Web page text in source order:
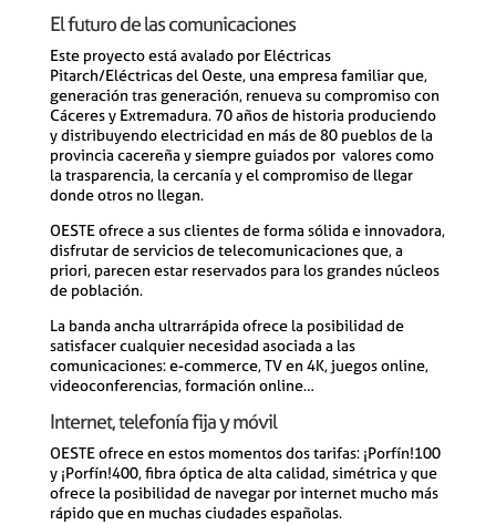
El futuro de las comunicaciones
Este proyecto está avalado por Eléctricas
Pitarch/Eléctricas del Oeste, una empresa familiar que,
generación tras generación, renueva su compromiso con
Cáceres y Extremadura. 70 años de historia produciendo
y distribuyendo electricidad en más de 80 pueblos de la
provincia cacereña y siempre guiados por valores como
la trasparencia, la cercanía y el compromiso de llegar
donde otros no llegan.
OESTE ofrece a sus clientes de forma sólida e innovadora,
disfrutar de servicios de telecomunicaciones que, a
priori, parecen estar reservados para los grandes núcleos
de población.
La banda ancha ultrarrápida ofrece la posibilidad de
satisfacer cualquier necesidad asociada a las
comunicaciones: e-commerce, TV en 4K, juegos online,
videoconferencias, formación online…
Internet, telefonía fija y móvil
OESTE ofrece en estos momentos dos tarifas: ¡Porfín!100
y ¡Porfín!400, fibra óptica de alta calidad, simétrica y que
ofrece la posibilidad de navegar por internet mucho más
rápido que en muchas ciudades españolas.